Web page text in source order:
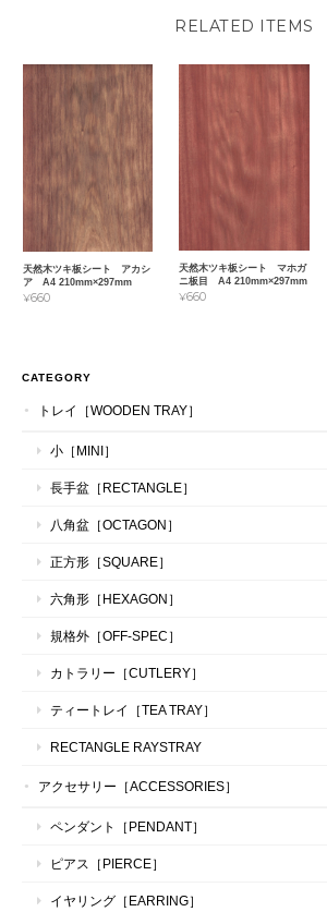
RELATED ITEMS
天然木ツキ板シート アカシ
ア A4 210mm×297mm
¥660
天然木ツキ板シート マホガ
ニ板目 A4 210mm×297mm
¥660
CATEGORY
トレイ［WOODEN TRAY］
小［MINI］
長手盆［RECTANGLE］
八角盆［OCTAGON］
正方形［SQUARE］
六角形［HEXAGON］
規格外［OFF-SPEC］
カトラリー［CUTLERY］
ティートレイ［TEA TRAY］
RECTANGLE RAYSTRAY
アクセサリー［ACCESSORIES］
ペンダント［PENDANT］
ピアス［PIERCE］
イヤリング［EARRING］